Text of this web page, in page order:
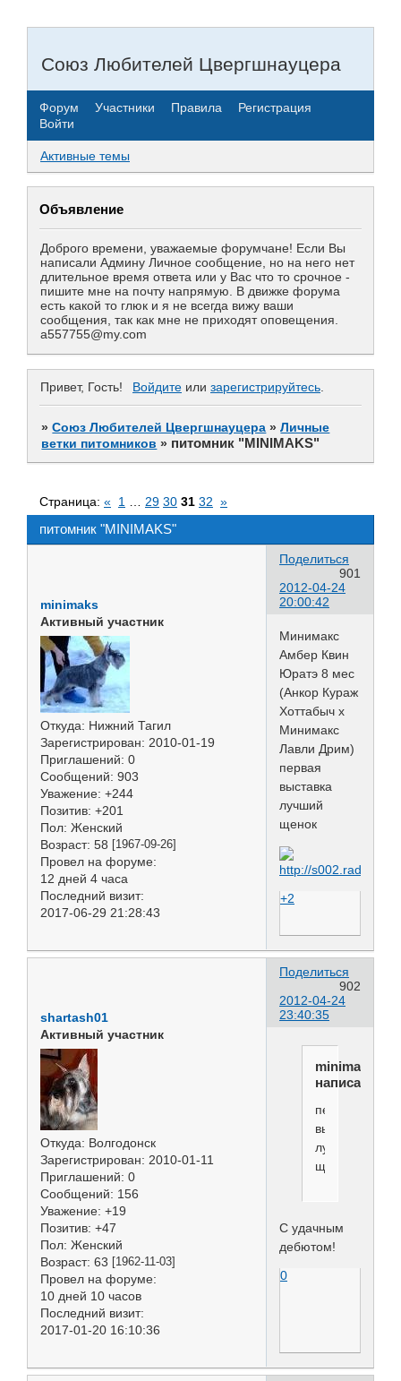
Союз Любителей Цвергшнауцера
Форум Участники Правила
Регистрация
Войти
Активные темы
Объявление
Доброго времени, уважаемые форумчане! Если Вы
написали Админу Личное сообщение, но на него нет
длительное время ответа или у Вас что то срочное -
пишите мне на почту напрямую. В движке форума
есть какой то глюк и я не всегда вижу ваши
сообщения, так как мне не приходят оповещения.
a557755@my.com
Привет, Гость! Войдите или зарегистрируйтесь.
»Союз Любителей Цвергшнауцера »Личные
ветки питомников » питомник "MINIMAKS"
питомник "MINIMAKS"
Страница: « 1 29 30 31 32 »
Поделиться
901
2012-04-24
20:00:42
minimaks
Активный участник
Откуда: Нижний Тагил
Зарегистрирован: 2010-01-19
Приглашений: 0
Сообщений: 903
Уважение: +244
Позитив: +201
Пол: Женский
Возраст: 58 [1967-09-26]
Провел на форуме:
12 дней 4 часа
Последний визит:
2017-06-29 21:28:43
Минимакс
Амбер Квин
Юратэ 8 мес
(Анкор Кураж
Хоттабыч х
Минимакс
Лавли Дрим)
первая
выставка
лучший
щенок
+2
Поделиться
902
2012-04-24
23:40:35
shartash01
Активный участник
Откуда: Волгодонск
Зарегистрирован: 2010-01-11
Приглашений: 0
Сообщений: 156
Уважение: +19
Позитив: +47
Пол: Женский
Возраст: 63 [1962-11-03]
Провел на форуме:
10 дней 10 часов
Последний визит:
2017-01-20 16:10:36
minimaks
написал(а):
первая
выставка
лучший
щенок
C удачным
дебютом!
0